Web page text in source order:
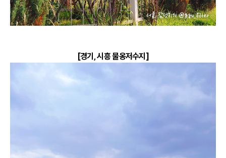
[경기, 시흥 물옹저수지]